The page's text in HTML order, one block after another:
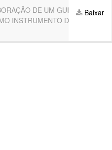
DE UM GUIA
INSTRUMENTO DE AÇÃO
Baixar